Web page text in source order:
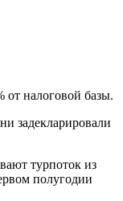
от налоговой базы.
задекларировали
турпоток из
полугодии